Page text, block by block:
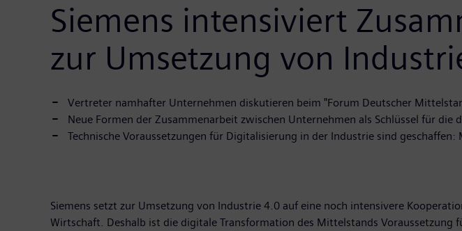
Siemens intensiviert
zur Umsetzung von
Vertreter namhafter Unternehmen diskutieren beim "Forum Deutscher
Neue Formen der Zusammenarbeit zwischen Unternehmen als Schlüssel für
Technische Voraussetzungen für Digitalisierung in der Industrie sind
Siemens setzt zur Umsetzung von Industrie 4.0 auf eine noch intensivere
Wirtschaft. Deshalb ist die digitale Transformation des Mittelstands